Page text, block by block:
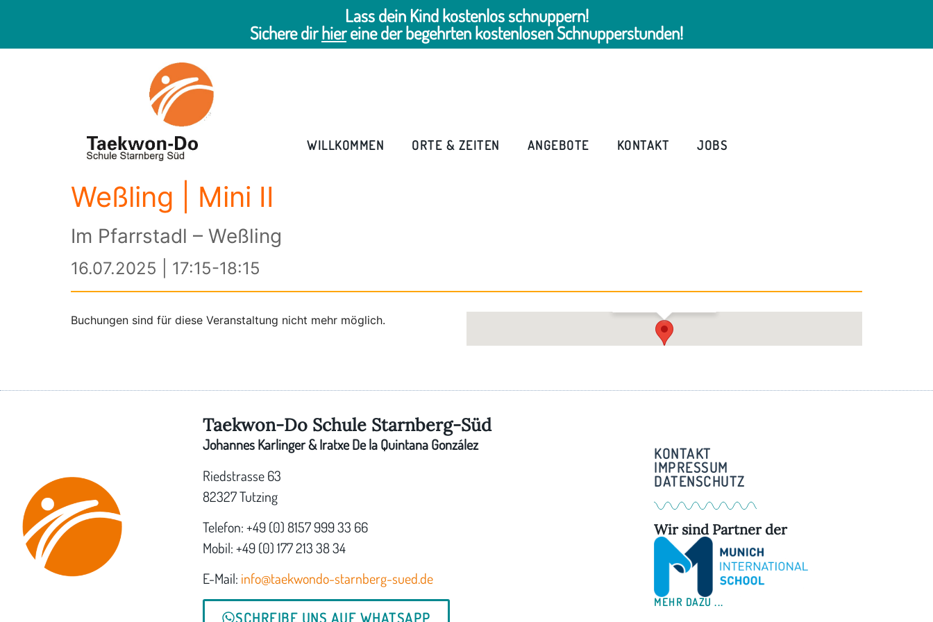
Lass dein Kind kostenlos schnuppern!
Sichere dirhiereine der begehrten kostenlosen Schnupperstunden!
WILLKOMMEN ORTE & ZEITEN ANGEBOTE KONTAKT JOBS
Weßling | Mini II
Im Pfarrstadl – Weßling
16.07.2025 | 17:15-18:15
Buchungen sind für diese Veranstaltung nicht mehr möglich.
Taekwon-Do Schule Starnberg-Süd
Johannes Karlinger & Iratxe De la Quintana González
Riedstrasse 63
82327 Tutzing
Telefon: +49 (0) 8157 999 33 66
Mobil: +49 (0) 177 213 38 34
E-Mail: info@taekwondo-starnberg-sued.de
SCHREIBE UNS AUF WHATSAPP
KONTAKT
IMPRESSUM
DATENSCHUTZ
Wir sind Partner der
MEHR DAZU ...